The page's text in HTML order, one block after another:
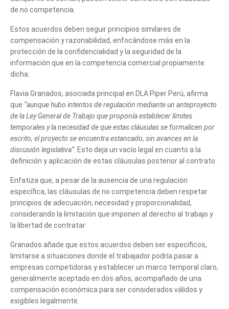
Cuéntanos, ¿Cómo
te podemos ayudar?
de no competencia.
Estos acuerdos deben seguir principios similares de
compensación y razonabilidad, enfocándose más en la
protección de la confidencialidad y la seguridad de la
información que en la competencia comercial propiamente
dicha.
Flavia Granados, asociada principal en DLA Piper Perú, afirma
que “aunque hubo intentos de regulación mediante un anteproyecto
de la Ley General de Trabajo que proponía establecer límites
temporales y la necesidad de que estas cláusulas se formalicen por
escrito, el proyecto se encuentra estancado, sin avances en la
discusión legislativa”. Esto deja un vacío legal en cuanto a la
definición y aplicación de estas cláusulas posterior al contrato.
Enfatiza que, a pesar de la ausencia de una regulación
específica, las cláusulas de no competencia deben respetar
principios de adecuación, necesidad y proporcionalidad,
considerando la limitación que imponen al derecho al trabajo y
la libertad de contratar.
Granados añade que estos acuerdos deben ser específicos,
limitarse a situaciones donde el trabajador podría pasar a
empresas competidoras y establecer un marco temporal claro,
generalmente aceptado en dos años, acompañado de una
compensación económica para ser considerados válidos y
exigibles legalmente.